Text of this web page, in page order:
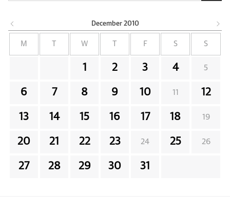
December 2010
M W F S S
1 2 3 4 5
6 7 8 9 10 11 12
13 14 15 16 17 18 19
20 21 22 23 24 25 26
27 28 29 30 31